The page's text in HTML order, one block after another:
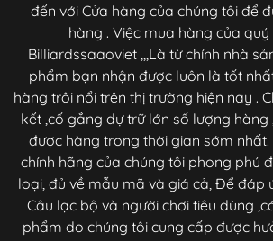
đến với Cửa hàng của chúng tôi để
hàng . Việc mua hàng của
Billiardssaaoviet ,,,Là từ chính nhà
phẩm bạn nhận được luôn là tốt
hàng trôi nổi trên thị trường hiện nay .
kết ,cố gắng dự trữ lớn số lượng hàng
được hàng trong thời gian sớm nhất.
chính hãng của chúng tôi phong phú
loại, đủ về mẫu mã và giá cả, Để đáp
Câu lạc bộ và người chơi tiêu dùng
phẩm do chúng tôi cung cấp được